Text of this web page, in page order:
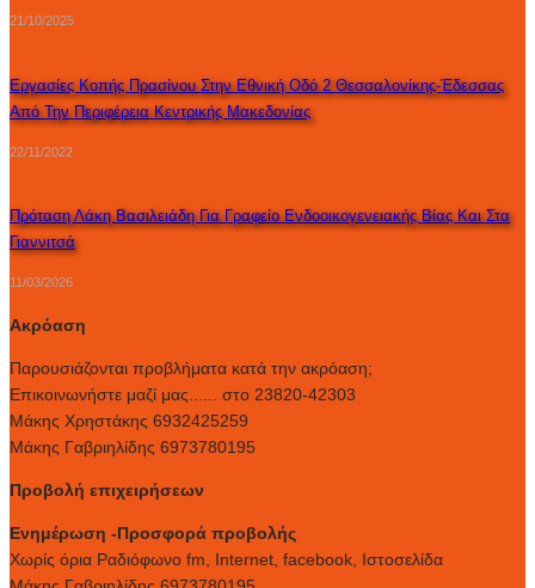
21/10/2025
Εργασίες Κοπής Πρασίνου Στην Εθνική Οδό 2 Θεσσαλονίκης-Έδεσσας
Από Την Περιφέρεια Κεντρικής Μακεδονίας
22/11/2022
Πρόταση Λάκη Βασιλειάδη Για Γραφείο Ενδοοικογενειακής Βίας Και Στα
Γιαννιτσά
11/03/2026
Ακρόαση
Παρουσιάζονται προβλήματα κατά την ακρόαση;
Επικοινωνήστε μαζί μας...... στο 23820-42303
Μάκης Χρηστάκης 6932425259
Μάκης Γαβριηλίδης 6973780195
Προβολή επιχειρήσεων
Ενημέρωση -Προσφορά προβολής
Xωρίς όρια Ραδιόφωνο fm, Internet, facebook, Ιστοσελίδα